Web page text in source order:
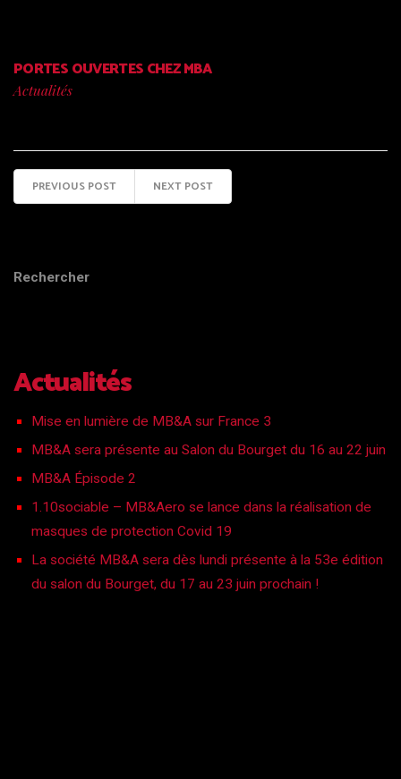
PORTES OUVERTES CHEZ MBA
Actualités
PREVIOUS POST NEXT POST
Rechercher
Actualités
Mise en lumière de MB&A sur France 3
MB&A sera présente au Salon du Bourget du 16 au 22 juin
MB&A Épisode 2
1.10sociable – MB&Aero se lance dans la réalisation de
masques de protection Covid 19
La société MB&A sera dès lundi présente à la 53e édition
du salon du Bourget, du 17 au 23 juin prochain !